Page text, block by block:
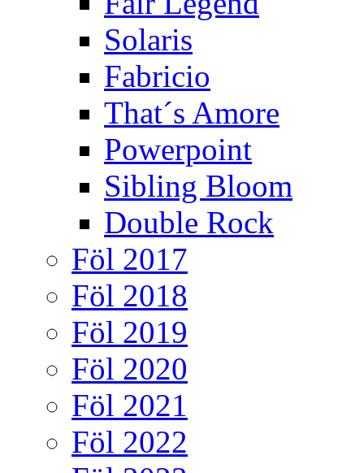
Solaris
Fabricio
That´s Amore
Powerpoint
Sibling Bloom
Double Rock
Föl 2017
Föl 2018
Föl 2019
Föl 2020
Föl 2021
Föl 2022